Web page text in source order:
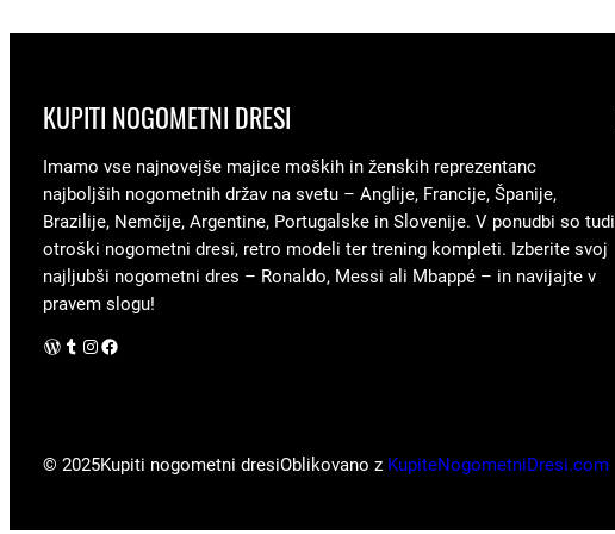
KUPITI NOGOMETNI DRESI
Imamo vse najnovejše majice moških in ženskih reprezentanc
najboljših nogometnih držav na svetu – Anglije, Francije, Španije,
Brazilije, Nemčije, Argentine, Portugalske in Slovenije. V ponudbi so tudi
otroški nogometni dresi, retro modeli ter trening kompleti. Izberite svoj
najljubši nogometni dres – Ronaldo, Messi ali Mbappé – in navijajte v
pravem slogu!
WordPress Instagram Facebook
© 2025Kupiti nogometni dresiOblikovano z KupiteNogometniDresi.com